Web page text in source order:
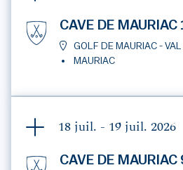
CAVE DE MAURIAC
GOLF DE MAURIAC - VAL
MAURIAC
18 juil. - 19 juil. 2026
CAVE DE MAURIAC